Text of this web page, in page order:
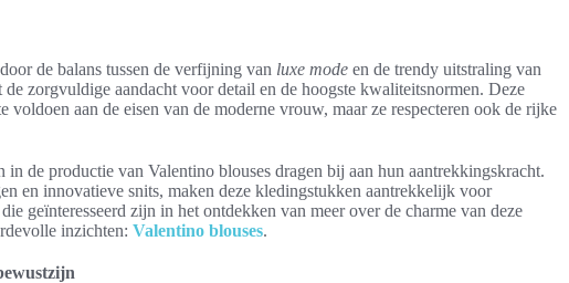
de balans tussen de verfijning van luxe mode en de trendy uitstraling van
zorgvuldige aandacht voor detail en de hoogste kwaliteitsnormen. Deze
voldoen aan de eisen van de moderne vrouw, maar ze respecteren ook de rijke
de productie van Valentino blouses dragen bij aan hun aantrekkingskracht.
en innovatieve snits, maken deze kledingstukken aantrekkelijk voor
geïnteresseerd zijn in het ontdekken van meer over de charme van deze
inzichten: Valentino blouses.